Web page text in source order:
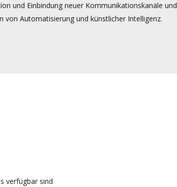
und Einbindung neuer Kommunikationskanäle und
von Automatisierung und künstlicher Intelligenz.
verfügbar sind